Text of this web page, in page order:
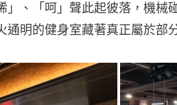
」、「呵」聲此起彼落，機械
通明的健身室藏著真正屬於部